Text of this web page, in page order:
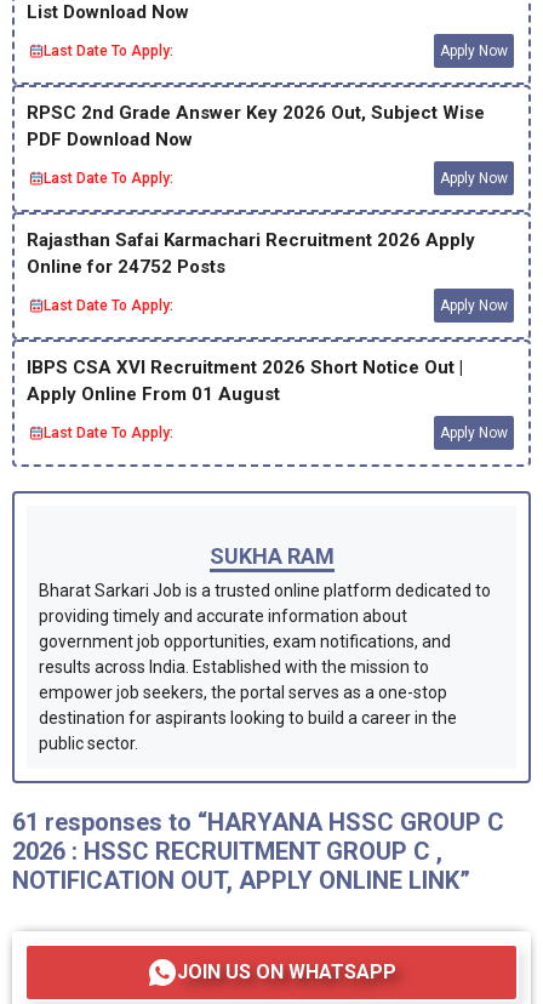
List Download Now
Last Date To Apply: Apply Now
RPSC 2nd Grade Answer Key 2026 Out, Subject Wise
PDF Download Now
Last Date To Apply: Apply Now
Rajasthan Safai Karmachari Recruitment 2026 Apply
Online for 24752 Posts
Last Date To Apply: Apply Now
IBPS CSA XVI Recruitment 2026 Short Notice Out |
Apply Online From 01 August
Last Date To Apply: Apply Now
SUKHA RAM
Bharat Sarkari Job is a trusted online platform dedicated to
providing timely and accurate information about
government job opportunities, exam notifications, and
results across India. Established with the mission to
empower job seekers, the portal serves as a one-stop
destination for aspirants looking to build a career in the
public sector.
61 responses to “HARYANA HSSC GROUP C
2026 : HSSC RECRUITMENT GROUP C ,
NOTIFICATION OUT, APPLY ONLINE LINK”
JOIN US ON WHATSAPP